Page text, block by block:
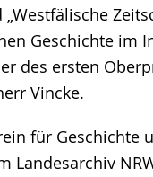
Geschichte im
des ersten
Vincke.
für Geschichte
Landesarchiv